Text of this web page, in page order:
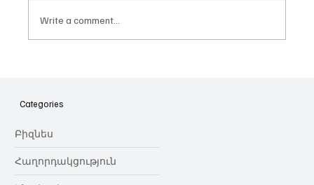
նվիրում որոշում
Write a comment...
Categories
Բիզնես
Հաղորդակցություն